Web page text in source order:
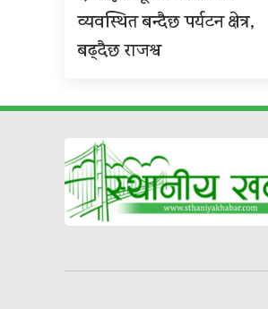
व्यवस्थित बन्दैछ पर्यटन क्षेत्र,
बढ्दैछ राजश्व